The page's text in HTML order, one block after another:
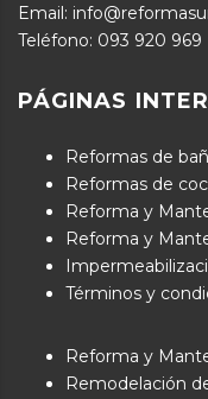
Email:
Teléfono: 093 920 969
PÁGINAS
Reformas de
Reformas de
Reforma y
Reforma y
Términos y
Reforma y
Remodelación